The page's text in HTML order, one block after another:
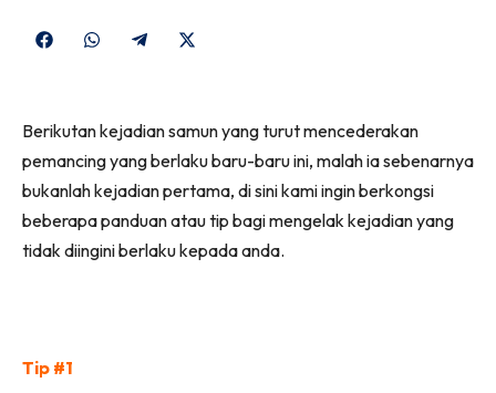
Share
Share
Share
(Twitter)
Berikutan kejadian samun yang turut mencederakan
pemancing yang berlaku baru-baru ini, malah ia sebenarnya
bukanlah kejadian pertama, di sini kami ingin berkongsi
beberapa panduan atau tip bagi mengelak kejadian yang
tidak diingini berlaku kepada anda.
Tip #1